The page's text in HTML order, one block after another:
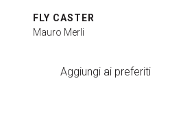
FLY CASTER
Mauro Merli
Aggiungi ai preferiti